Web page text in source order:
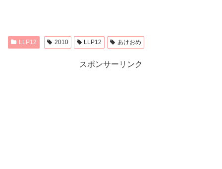
LLP12 2010 LLP12 あけおめ
スポンサーリンク